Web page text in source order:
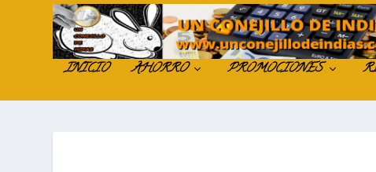
INICIO AHORRO PROMOCIONES